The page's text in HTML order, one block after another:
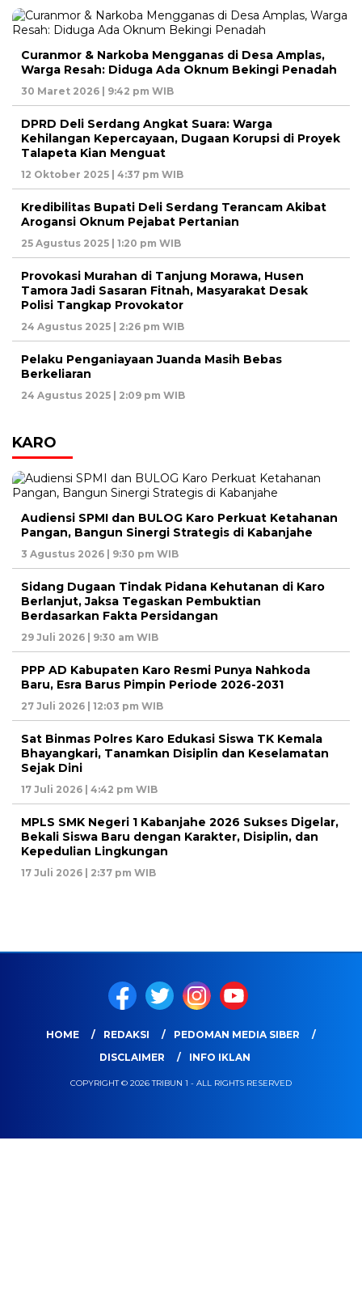
Curanmor & Narkoba Mengganas di Desa Amplas,
Warga Resah: Diduga Ada Oknum Bekingi Penadah
30 Maret 2026 | 9:42 pm WIB
DPRD Deli Serdang Angkat Suara: Warga
Kehilangan Kepercayaan, Dugaan Korupsi di Proyek
Talapeta Kian Menguat
12 Oktober 2025 | 4:37 pm WIB
Kredibilitas Bupati Deli Serdang Terancam Akibat
Arogansi Oknum Pejabat Pertanian
25 Agustus 2025 | 1:20 pm WIB
Provokasi Murahan di Tanjung Morawa, Husen
Tamora Jadi Sasaran Fitnah, Masyarakat Desak
Polisi Tangkap Provokator
24 Agustus 2025 | 2:26 pm WIB
Pelaku Penganiayaan Juanda Masih Bebas
Berkeliaran
24 Agustus 2025 | 2:09 pm WIB
KARO
Audiensi SPMI dan BULOG Karo Perkuat Ketahanan
Pangan, Bangun Sinergi Strategis di Kabanjahe
3 Agustus 2026 | 9:30 pm WIB
Sidang Dugaan Tindak Pidana Kehutanan di Karo
Berlanjut, Jaksa Tegaskan Pembuktian
Berdasarkan Fakta Persidangan
29 Juli 2026 | 9:30 am WIB
PPP AD Kabupaten Karo Resmi Punya Nahkoda
Baru, Esra Barus Pimpin Periode 2026-2031
27 Juli 2026 | 12:03 pm WIB
Sat Binmas Polres Karo Edukasi Siswa TK Kemala
Bhayangkari, Tanamkan Disiplin dan Keselamatan
Sejak Dini
17 Juli 2026 | 4:42 pm WIB
MPLS SMK Negeri 1 Kabanjahe 2026 Sukses Digelar,
Bekali Siswa Baru dengan Karakter, Disiplin, dan
Kepedulian Lingkungan
17 Juli 2026 | 2:37 pm WIB
HOME REDAKSI
PEDOMAN MEDIA SIBER
DISCLAIMER
INFO IKLAN
COPYRIGHT © 2026 TRIBUN 1 - ALL RIGHTS RESERVED